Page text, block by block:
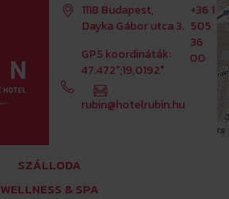
contributors
1118 Budapest,
Dayka Gábor utca 3.
GPS koordináták:
47.472°;19,0192°
+36 1
505
36
00
rubin@hotelrubin.hu
SZÁLLODA
WELLNESS & SPA